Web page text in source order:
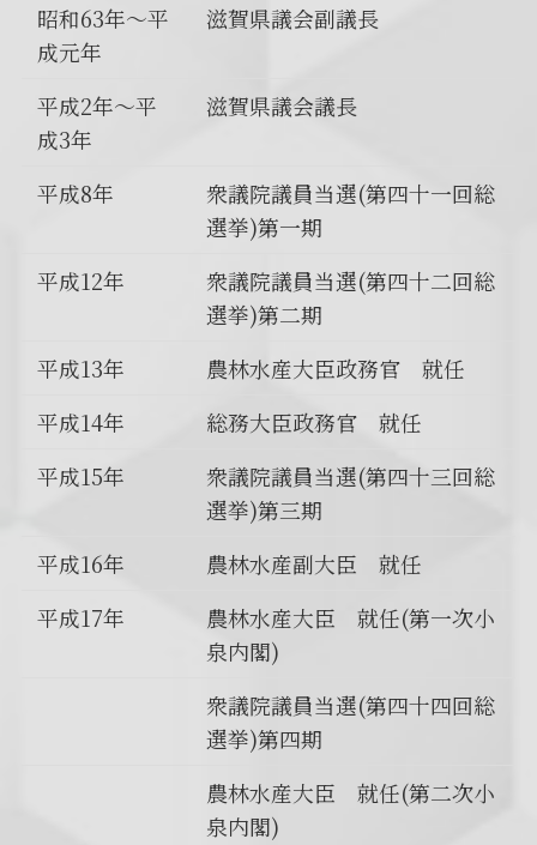
昭和63年～平
成元年
滋賀県議会副議長
平成2年～平
成3年
滋賀県議会議長
平成8年
衆議院議員当選(第四十一回総
選挙)第一期
平成12年
衆議院議員当選(第四十二回総
選挙)第二期
平成13年
農林水産大臣政務官 就任
平成14年
総務大臣政務官 就任
平成15年
衆議院議員当選(第四十三回総
選挙)第三期
平成16年
農林水産副大臣 就任
平成17年
農林水産大臣 就任(第一次小
泉内閣)
衆議院議員当選(第四十四回総
選挙)第四期
農林水産大臣 就任(第二次小
泉内閣)